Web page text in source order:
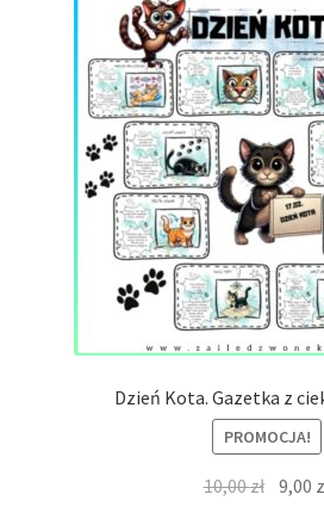
Dzień Kota. Gazetka z
PROMOCJA!
10,00zł 9,00